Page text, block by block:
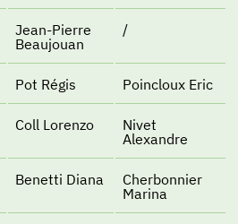
Jean-Pierre
Beaujouan
/
Pot Régis Poincloux Eric
Coll Lorenzo
Nivet
Alexandre
Benetti Diana
Cherbonnier
Marina